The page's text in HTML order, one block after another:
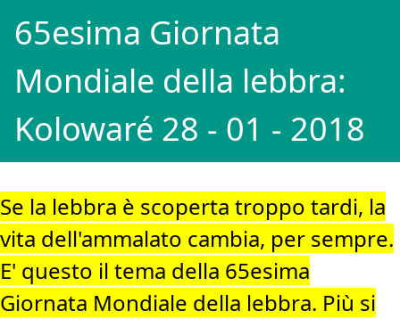
65esima Giornata
Mondiale della lebbra:
Kolowaré 28 - 01 - 2018
Se la lebbra è scoperta troppo tardi, la
vita dell'ammalato cambia, per sempre.
E' questo il tema della 65esima
Giornata Mondiale della lebbra. Più si